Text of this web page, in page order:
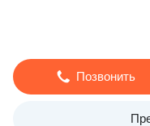
Позвонить